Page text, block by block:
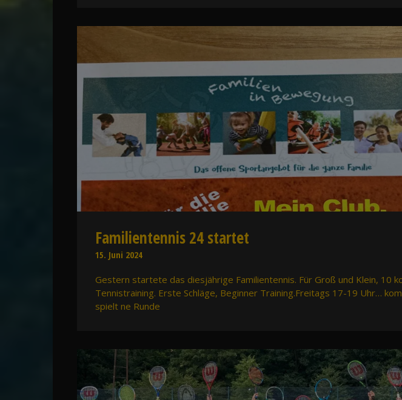
Familientennis 24 startet
15. Juni 2024
Gestern startete das diesjährige Familientennis. Für Groß und Klein, 10
Tennistraining. Erste Schläge, Beginner Training.Freitags 17-19 Uhr…
spielt ne Runde